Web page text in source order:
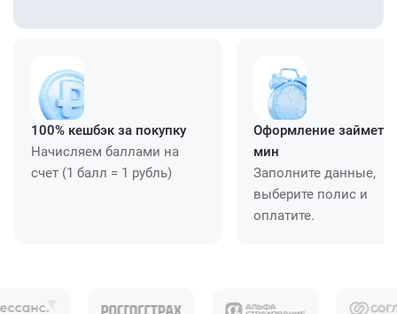
100% кешбэк за покупку
Начисляем баллами на
счет (1 балл = 1 рубль)
Оформление займет
мин
Заполните данные,
выберите полис и
оплатите.